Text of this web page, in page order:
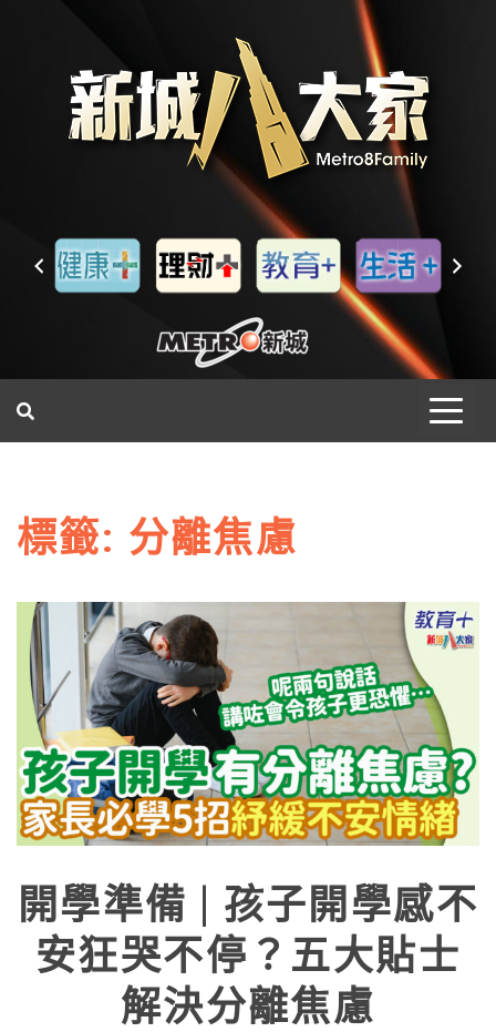
標籤: 分離焦慮
開學準備 | 孩子開學感不
安狂哭不停？五大貼士
解決分離焦慮